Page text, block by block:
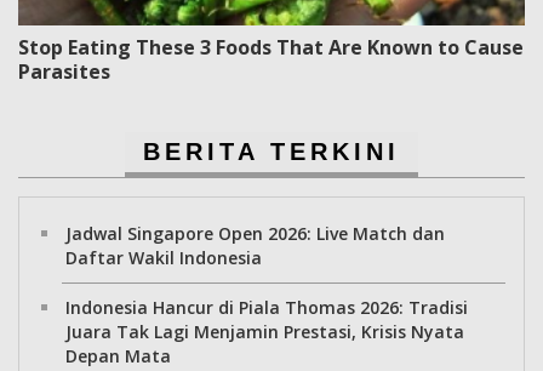
Stop Eating These 3 Foods That Are Known to Cause
Parasites
BERITA TERKINI
Jadwal Singapore Open 2026: Live Match dan
Daftar Wakil Indonesia
Indonesia Hancur di Piala Thomas 2026: Tradisi
Juara Tak Lagi Menjamin Prestasi, Krisis Nyata
Depan Mata